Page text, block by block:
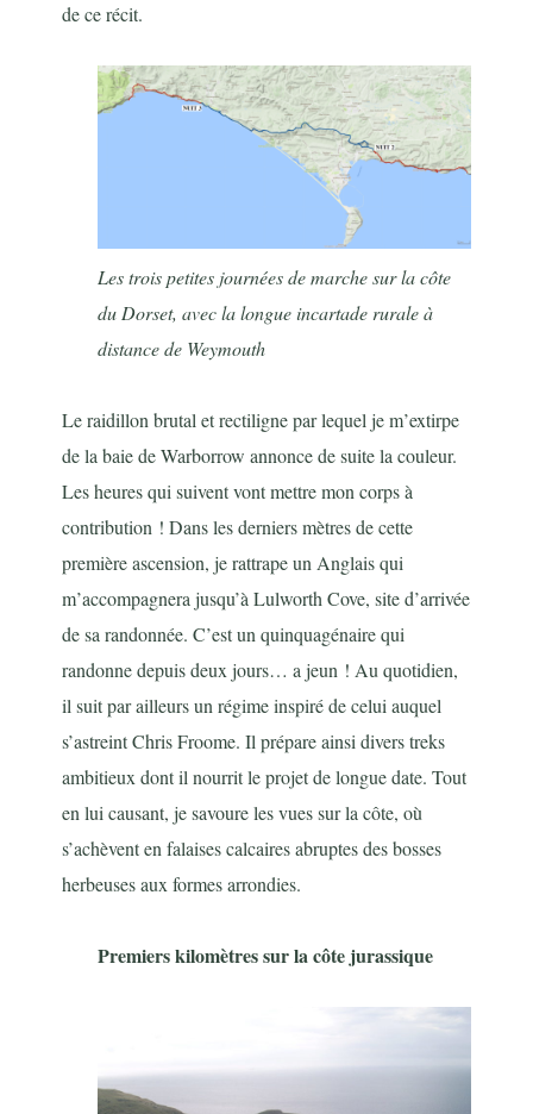
de ce récit.
Les trois petites journées de marche sur la côte
du Dorset, avec la longue incartade rurale à
distance de Weymouth
Le raidillon brutal et rectiligne par lequel je m’extirpe
de la baie de Warborrow annonce de suite la couleur.
Les heures qui suivent vont mettre mon corps à
contribution ! Dans les derniers mètres de cette
première ascension, je rattrape un Anglais qui
m’accompagnera jusqu’à Lulworth Cove, site d’arrivée
de sa randonnée. C’est un quinquagénaire qui
randonne depuis deux jours… a jeun ! Au quotidien,
il suit par ailleurs un régime inspiré de celui auquel
s’astreint Chris Froome. Il prépare ainsi divers treks
ambitieux dont il nourrit le projet de longue date. Tout
en lui causant, je savoure les vues sur la côte, où
s’achèvent en falaises calcaires abruptes des bosses
herbeuses aux formes arrondies.
Premiers kilomètres sur la côte jurassique